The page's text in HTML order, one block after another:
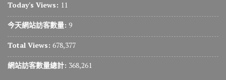
Today's Views: 11
今天網站訪客數量: 9
Total Views: 678,377
網站訪客數量總計: 368,261